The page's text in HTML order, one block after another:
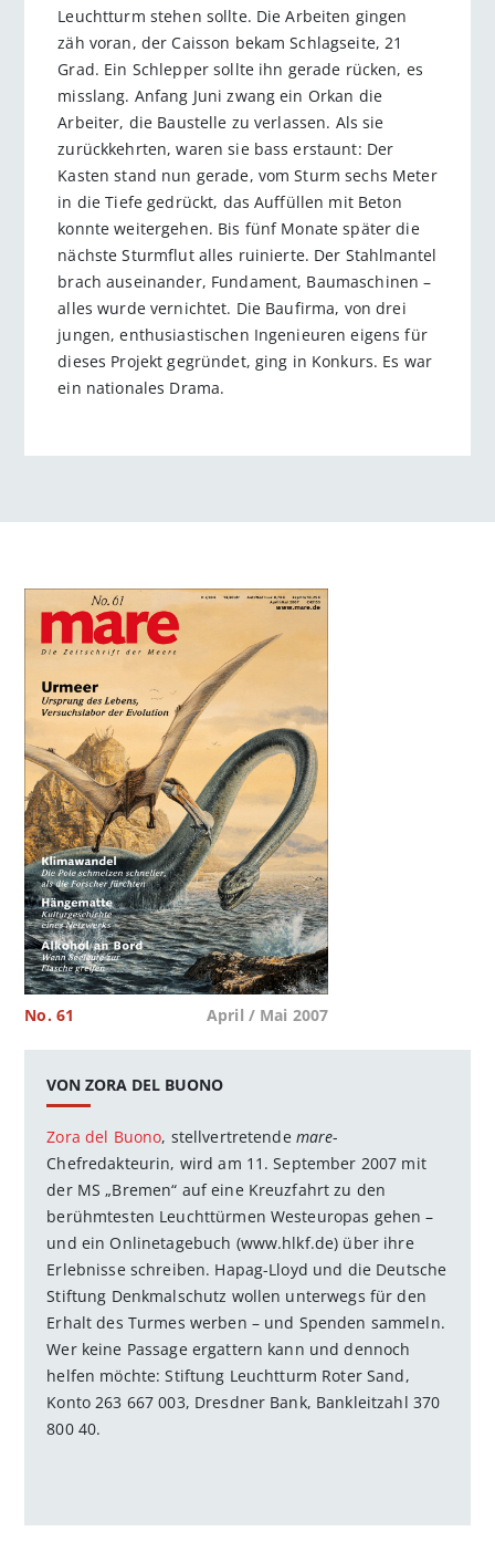
Leuchtturm stehen sollte. Die Arbeiten gingen
zäh voran, der Caisson bekam Schlagseite, 21
Grad. Ein Schlepper sollte ihn gerade rücken, es
misslang. Anfang Juni zwang ein Orkan die
Arbeiter, die Baustelle zu verlassen. Als sie
zurückkehrten, waren sie bass erstaunt: Der
Kasten stand nun gerade, vom Sturm sechs Meter
in die Tiefe gedrückt, das Auffüllen mit Beton
konnte weitergehen. Bis fünf Monate später die
nächste Sturmflut alles ruinierte. Der Stahlmantel
brach auseinander, Fundament, Baumaschinen –
alles wurde vernichtet. Die Baufirma, von drei
jungen, enthusiastischen Ingenieuren eigens für
dieses Projekt gegründet, ging in Konkurs. Es war
ein nationales Drama.
No. 61 April / Mai 2007
VON ZORA DEL BUONO
Zora del Buono, stellvertretende mare-
Chefredakteurin, wird am 11. September 2007 mit
der MS „Bremen“ auf eine Kreuzfahrt zu den
berühmtesten Leuchttürmen Westeuropas gehen –
und ein Onlinetagebuch (www.hlkf.de) über ihre
Erlebnisse schreiben. Hapag-Lloyd und die Deutsche
Stiftung Denkmalschutz wollen unterwegs für den
Erhalt des Turmes werben – und Spenden sammeln.
Wer keine Passage ergattern kann und dennoch
helfen möchte: Stiftung Leuchtturm Roter Sand,
Konto 263 667 003, Dresdner Bank, Bankleitzahl 370
800 40.